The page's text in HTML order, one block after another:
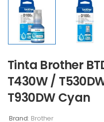
Tinta Brother
T430W /
T930DW Cyan
Brand: Brother